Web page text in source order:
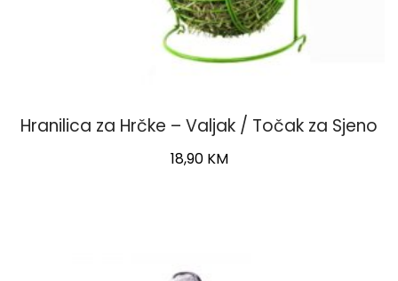
Hranilica za Hrčke – Valjak / Točak za Sjeno
18,90 KM